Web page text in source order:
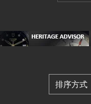
排序方式